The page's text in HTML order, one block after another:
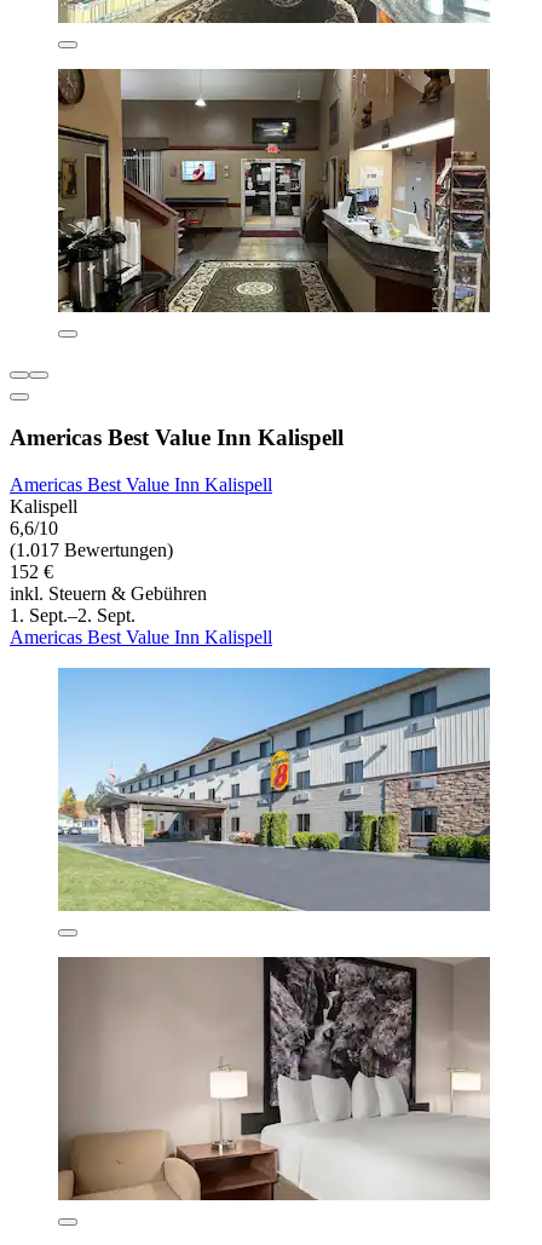
Americas Best Value Inn Kalispell
Americas Best Value Inn Kalispell
Kalispell
6,6/10
(1.017 Bewertungen)
152 €
inkl. Steuern & Gebühren
1. Sept.–2. Sept.
Americas Best Value Inn Kalispell